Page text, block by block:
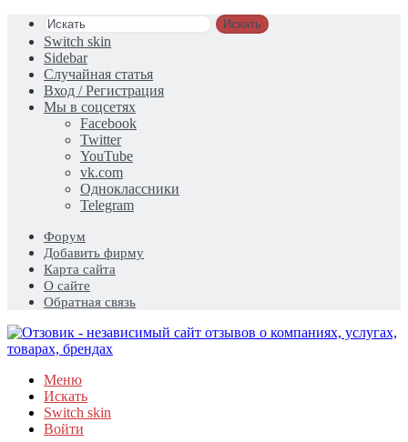
Искать
Switch skin
Sidebar
Случайная статья
Вход / Регистрация
Мы в соцсетях
Facebook
Twitter
YouTube
vk.com
Одноклассники
Telegram
Форум
Добавить фирму
Карта сайта
О сайте
Обратная связь
Меню
Искать
Switch skin
Войти